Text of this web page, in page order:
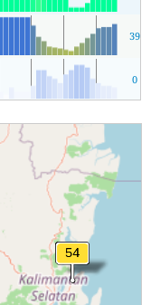
39
0